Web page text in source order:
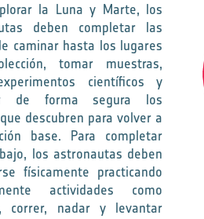
la Luna y Marte, los
deben completar las
caminar hasta los lugares
tomar muestras,
científicos y
de forma segura los
descubren para volver a
base. Para completar
los astronautas deben
físicamente practicando
actividades como
correr, nadar y levantar